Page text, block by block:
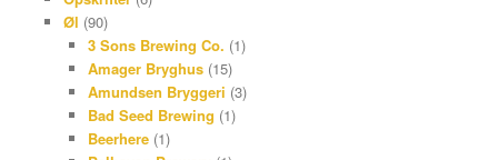
Øl (90)
3 Sons Brewing Co. (1)
Amager Bryghus (15)
Amundsen Bryggeri (3)
Bad Seed Brewing (1)
Beerhere (1)